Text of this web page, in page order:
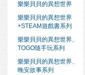
樂樂貝貝的異想世界
樂樂貝貝的異想世界
+STEAM遊戲書系列
樂樂貝貝的異想世界、
TOGO隨手玩系列
樂樂貝貝的異想世界、
晚安故事系列